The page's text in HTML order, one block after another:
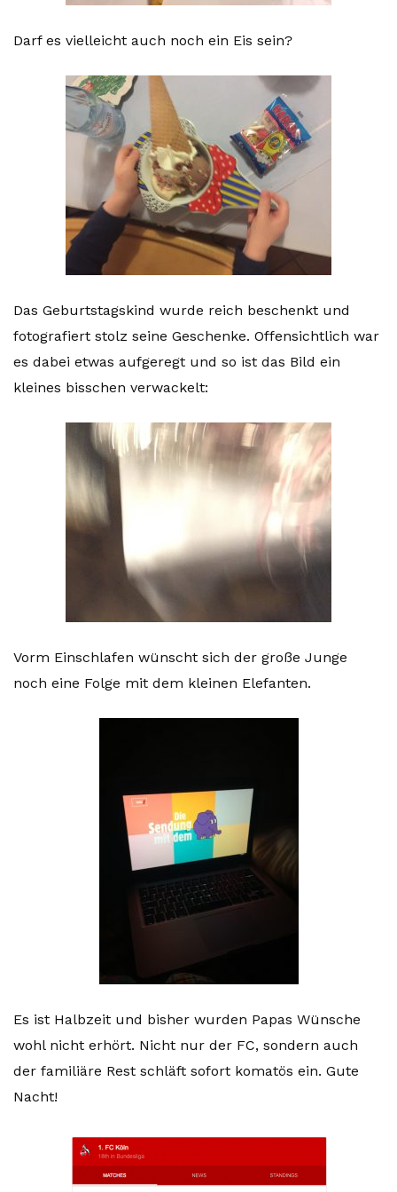
Darf es vielleicht auch noch ein Eis sein?
Das Geburtstagskind wurde reich beschenkt und
fotografiert stolz seine Geschenke. Offensichtlich war
es dabei etwas aufgeregt und so ist das Bild ein
kleines bisschen verwackelt:
Vorm Einschlafen wünscht sich der große Junge
noch eine Folge mit dem kleinen Elefanten.
Es ist Halbzeit und bisher wurden Papas Wünsche
wohl nicht erhört. Nicht nur der FC, sondern auch
der familiäre Rest schläft sofort komatös ein. Gute
Nacht!